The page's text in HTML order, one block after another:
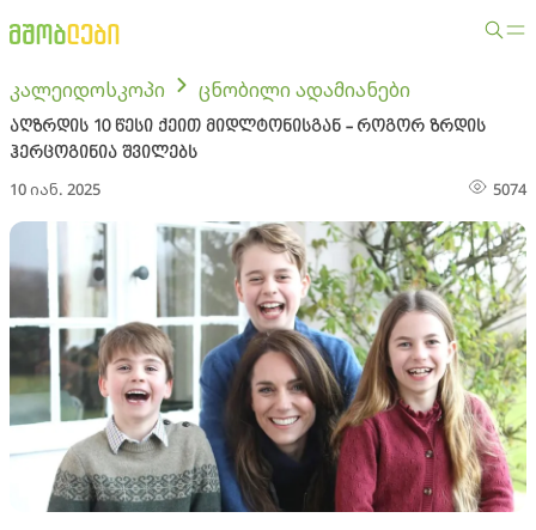
კალეიდოსკოპი ცნობილი ადამიანები
აღზრდის 10 წესი ქეით მიდლტონისგან - როგორ ზრდის
ჰერცოგინია შვილებს
10 იან. 2025 5074